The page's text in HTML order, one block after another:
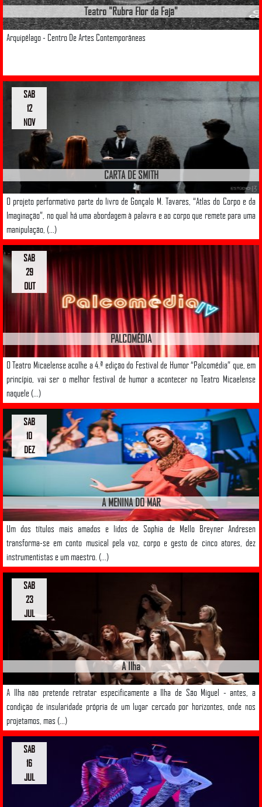
Teatro "Rubra Flor da Fajã"
Arquipélago - Centro De Artes Contemporâneas
CARTA DE SMITH
O projeto performativo parte do livro de Gonçalo M. Tavares, “Atlas do Corpo e da
Imaginação”, no qual há uma abordagem à palavra e ao corpo que remete para uma
manipulação, (...)
SAB
12
NOV
PALCOMÉDIA
O Teatro Micaelense acolhe a 4.ª edição do Festival de Humor “Palcomédia” que, em
princípio, vai ser o melhor festival de humor a acontecer no Teatro Micaelense
naquele (...)
SAB
29
OUT
A MENINA DO MAR
Um dos títulos mais amados e lidos de Sophia de Mello Breyner Andresen
transforma-se em conto musical pela voz, corpo e gesto de cinco atores, dez
instrumentistas e um maestro. (...)
SAB
10
DEZ
A Ilha
A Ilha não pretende retratar especificamente a Ilha de São Miguel - antes, a
condição de insularidade própria de um lugar cercado por horizontes, onde nos
projetamos, mas (...)
SAB
23
JUL
SAB
16
JUL